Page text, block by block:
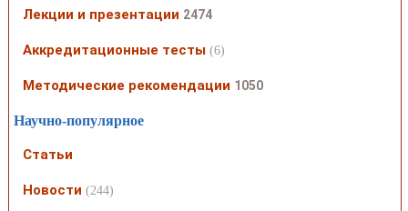
Лекции и презентации 2474
Аккредитационные тесты (6)
Методические рекомендации 1050
Научно-популярное
Статьи
Новости (244)